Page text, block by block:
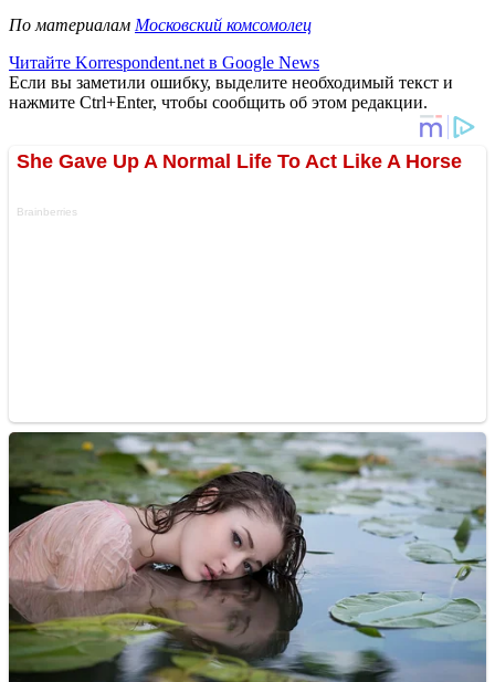
По материалам Московский комсомолец
Читайте Korrespondent.net в Google News
Если вы заметили ошибку, выделите необходимый текст и
нажмите Ctrl+Enter, чтобы сообщить об этом редакции.